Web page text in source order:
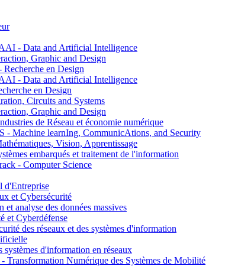
- Data and Artificial Intelligence
Graphic and Design
en Design
- Data and Artificial Intelligence
en Design
Circuits and Systems
Graphic and Design
de Réseau et économie numérique
Machine learnIng, CommunicAtions, and Security
Vision, Apprentissage
embarqués et traitement de l'information
- Computer Science
d'Entreprise
et Cybersécurité
analyse des données massives
et Cyberdéfense
des réseaux et des systèmes d'information
d'information en réseaux
Numérique des Systèmes de Mobilité